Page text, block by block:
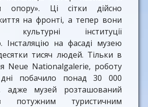
опору». Ці сітки дійсно
на фронті, а тепер вони
культурні інституції
Інсталяцію на фасаді музею
тисяч людей. Тільки в
Neue Nationalgalerie, роботу
побачило понад 30 000
адже музей розташований
потужним туристичним